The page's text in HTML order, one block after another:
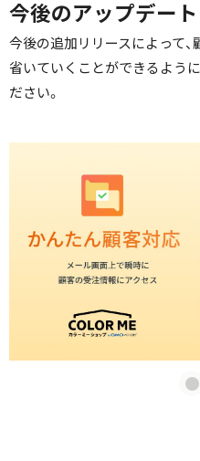
今後のアップデー
今後の追加リリースによって
省いていくことができるよう
ださい。